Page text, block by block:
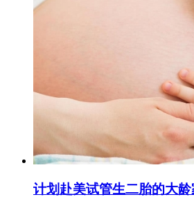
计划赴美试管生二胎的大